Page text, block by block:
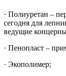
· Полиуретан –
сегодня для
ведущие
· Пенопласт –
· Экополимер;